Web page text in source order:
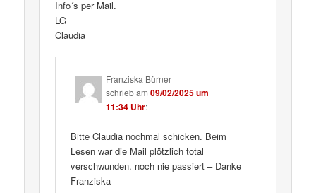
Info´s per Mail.
LG
Claudia
Franziska Bürner
schriebam09/02/2025 um
11:34 Uhr:
Bitte Claudia nochmal schicken. Beim
Lesen war die Mail plötzlich total
verschwunden. noch nie passiert – Danke
Franziska